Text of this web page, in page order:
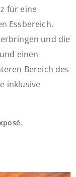
für eine
Essbereich.
und die
einen
Bereich des
inklusive